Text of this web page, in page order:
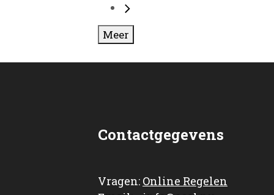
Meer
Contactgegevens
Vragen: Online Regelen